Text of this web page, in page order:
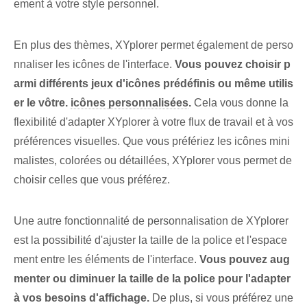
ement à votre style personnel.
En plus des thèmes, XYplorer permet également de perso
nnaliser les icônes de l'interface. Vous pouvez choisir p
armi différents jeux d'icônes prédéfinis ou même utilis
er le vôtre. icônes personnalisées. Cela⁢ vous donne la
flexibilité d'adapter XYplorer⁤ à votre flux de travail et à vos
préférences visuelles. Que vous préfériez les icônes mini
malistes, colorées ou détaillées, XYplorer vous permet de
choisir celles que vous préférez.
Une autre fonctionnalité de personnalisation de XYplorer
est la possibilité d'ajuster la taille de la police et l'espace
ment entre les éléments de l'interface. Vous pouvez aug
menter ou diminuer la taille de la police pour l'adapter
à vos besoins d'affichage. De plus, si vous préférez une